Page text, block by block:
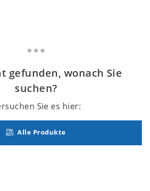
gefunden, wonach Sie
suchen?
Sie es hier:
Alle Produkte